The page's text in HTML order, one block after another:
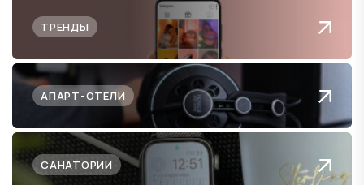
ТРЕНДЫ
АПАРТ-ОТЕЛИ
САНАТОРИИ